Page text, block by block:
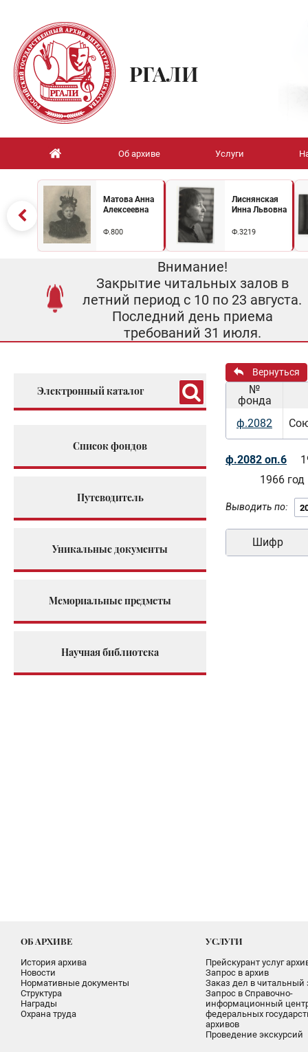
РГАЛИ
Об архиве Услуги
Матова Анна
Алексеевна
Ф.800
Лиснянская
Инна Львовна
Ф.3219
Внимание!
Закрытие читальных залов в
летний период с 10 по 23 августа.
Последний день приема
требований 31 июля.
Электронный каталог
Список фондов
Путеводитель
Уникальные документы
Мемориальные предметы
Научная библиотека
Вернуться
№
фонда
ф.2082
ф.2082 оп.6
1966 год
Выводить по:
Шифр
ОБ АРХИВЕ
История архива
Новости
Нормативные документы
Структура
Награды
Охрана труда
УСЛУГИ
Прейскурант услуг
Запрос в архив
Заказ дел в читальный
Запрос в Справочно-
информационный
федеральных
архивов
Проведение экскурсий